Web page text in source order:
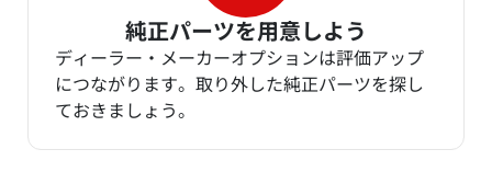
純正パーツを用意しよう
ディーラー・メーカーオプションは評価アップ
につながります。取り外した純正パーツを探し
ておきましょう。